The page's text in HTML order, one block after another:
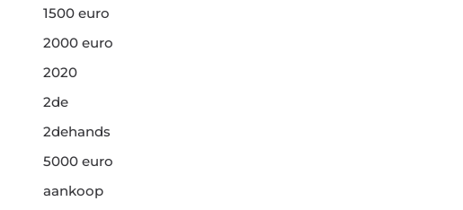
1500 euro
2000 euro
2020
2de
2dehands
5000 euro
aankoop